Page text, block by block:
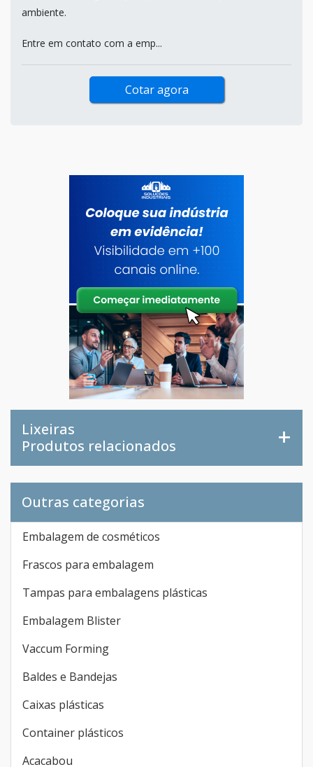
ambiente.
Entre em contato com a emp...
Cotar agora
Lixeiras
Produtos relacionados
Outras categorias
Embalagem de cosméticos
Frascos para embalagem
Tampas para embalagens plásticas
Embalagem Blister
Vaccum Forming
Baldes e Bandejas
Caixas plásticas
Container plásticos
Acacabou